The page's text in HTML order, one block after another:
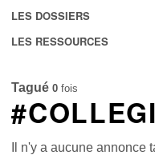
LES DOSSIERS
LES RESSOURCES
Tagué 0 fois
Il n'y a aucune annonce